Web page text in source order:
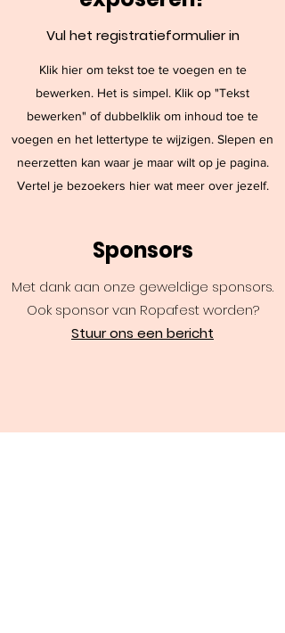
Vul het registratieformulier in
Klik hier om tekst toe te voegen en te
bewerken. Het is simpel. Klik op "Tekst
bewerken" of dubbelklik om inhoud toe te
voegen en het lettertype te wijzigen. Slepen en
neerzetten kan waar je maar wilt op je pagina.
Vertel je bezoekers hier wat meer over jezelf.
Sponsors
Met dank aan onze geweldige sponsors.
Ook sponsor van Ropafest worden?
Stuur ons een bericht